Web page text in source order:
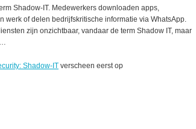
Shadow-IT. Medewerkers downloaden apps,
werk of delen bedrijfskritische informatie via WhatsApp.
zijn onzichtbaar, vandaar de term Shadow IT, maar
…
Shadow-IT verscheen eerst op